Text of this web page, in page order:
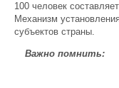
100 человек
Механизм
субъектов страны.
Важно помнить: